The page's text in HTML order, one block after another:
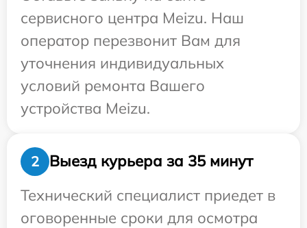
сервисного центра Meizu. Наш
оператор перезвонит Вам для
уточнения индивидуальных
условий ремонта Вашего
устройства Meizu.
2
Выезд курьера за 35 минут
Технический специалист приедет в
оговоренные сроки для осмотра